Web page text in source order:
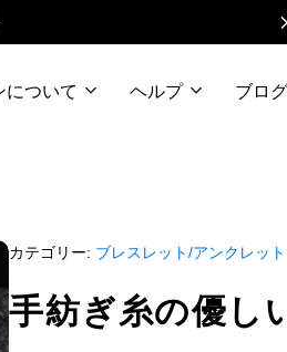
で毎月500円クーポン
について ヘルプ ブログ
カテゴリー: ブレスレット/アンクレット
手紡ぎ糸の優し